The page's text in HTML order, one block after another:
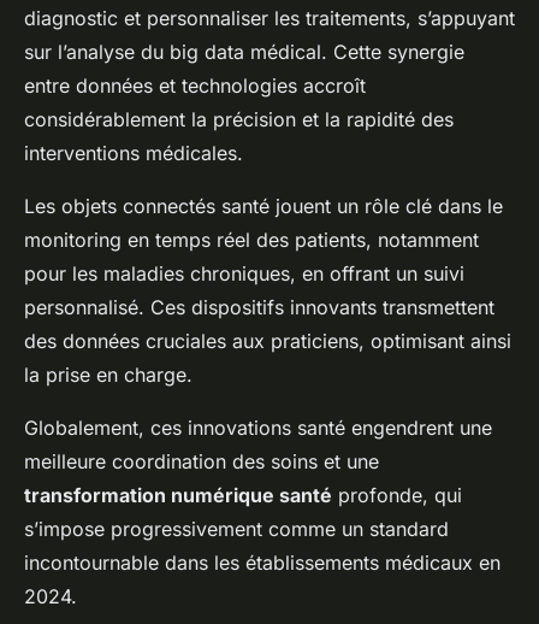
diagnostic et personnaliser les traitements, s’appuyant
sur l’analyse du big data médical. Cette synergie
entre données et technologies accroît
considérablement la précision et la rapidité des
interventions médicales.
Les objets connectés santé jouent un rôle clé dans le
monitoring en temps réel des patients, notamment
pour les maladies chroniques, en offrant un suivi
personnalisé. Ces dispositifs innovants transmettent
des données cruciales aux praticiens, optimisant ainsi
la prise en charge.
Globalement, ces innovations santé engendrent une
meilleure coordination des soins et une
transformation numérique santé profonde, qui
s’impose progressivement comme un standard
incontournable dans les établissements médicaux en
2024.